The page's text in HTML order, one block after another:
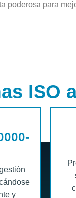
poderosa para
ISO
y